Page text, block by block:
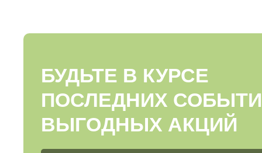
БУДЬТЕ В КУРСЕ
ПОСЛЕДНИХ
ВЫГОДНЫХ АКЦИЙ